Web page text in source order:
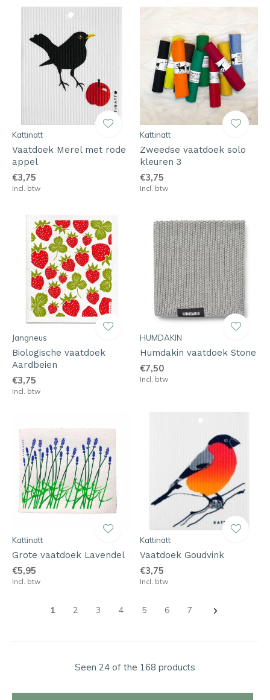
Kattinatt
Vaatdoek Merel met rode
appel
€3,75
Incl. btw
Kattinatt
Zweedse vaatdoek solo
kleuren 3
€3,75
Incl. btw
Jangneus
Biologische vaatdoek
Aardbeien
€3,75
Incl. btw
HUMDAKIN
Humdakin vaatdoek Stone
€7,50
Incl. btw
Kattinatt
Grote vaatdoek Lavendel
€5,95
Incl. btw
Kattinatt
Vaatdoek Goudvink
€3,75
Incl. btw
1 2 3 4 5 6 7
Seen 24 of the 168 products